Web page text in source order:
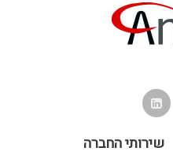
שירותי החברה